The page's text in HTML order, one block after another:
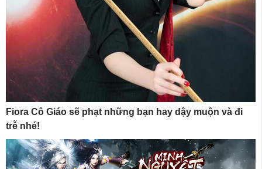
Fiora Cô Giáo sẽ phạt những bạn hay dậy muộn và đi
trễ nhé!